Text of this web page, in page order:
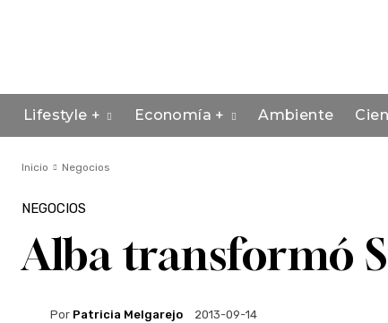
Lifestyle + Economía + Ambiente
Inicio Negocios
NEGOCIOS
Alba transformó
Por Patricia Melgarejo 2013-09-14